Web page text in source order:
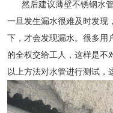
然后建议薄壁不锈钢水管
一旦发生漏水很难及时发现
下，才会发现漏水。很多用
的全权交给工人，这样是不
以上方法对水管进行测试，